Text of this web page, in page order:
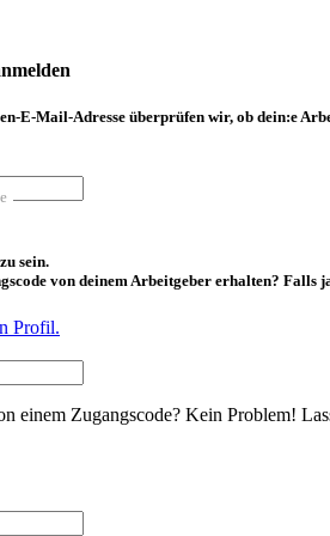
E-Mail-Adresse überprüfen wir, ob dein:e
sein.
von deinem Arbeitgeber erhalten? Falls
Profil.
einem Zugangscode? Kein Problem!